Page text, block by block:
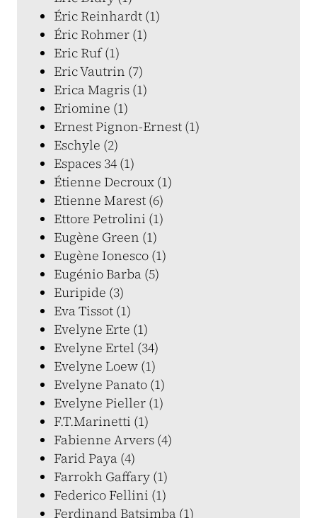
Éric Reinhardt (1)
Éric Rohmer (1)
Eric Ruf (1)
Eric Vautrin (7)
Erica Magris (1)
Eriomine (1)
Ernest Pignon-Ernest (1)
Eschyle (2)
Espaces 34 (1)
Étienne Decroux (1)
Etienne Marest (6)
Ettore Petrolini (1)
Eugène Green (1)
Eugène Ionesco (1)
Eugénio Barba (5)
Euripide (3)
Eva Tissot (1)
Evelyne Erte (1)
Evelyne Ertel (34)
Evelyne Loew (1)
Evelyne Panato (1)
Evelyne Pieller (1)
F.T.Marinetti (1)
Fabienne Arvers (4)
Farid Paya (4)
Farrokh Gaffary (1)
Federico Fellini (1)
Ferdinand Batsimba (1)